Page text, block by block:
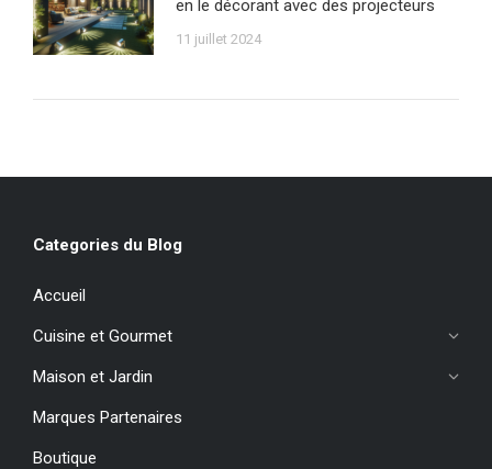
en le décorant avec des projecteurs
11 juillet 2024
Categories du Blog
Accueil
Cuisine et Gourmet
Maison et Jardin
Marques Partenaires
Boutique